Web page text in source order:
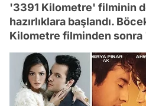
'3391 Kilometre' filminin
hazırlıklara başlandı.
Kilometre filminden